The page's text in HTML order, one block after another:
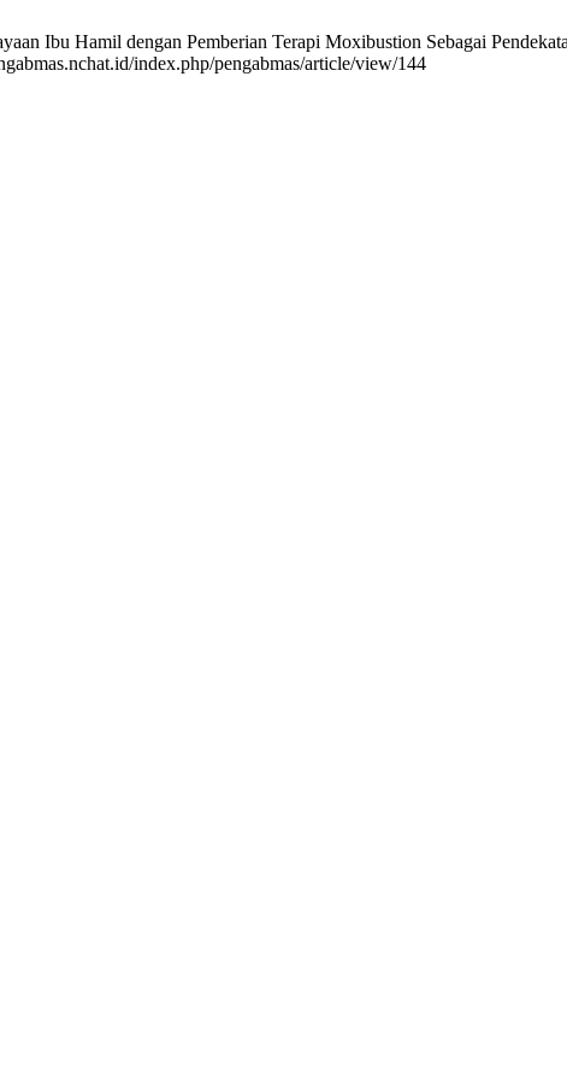
Ibu Hamil dengan Pemberian Terapi Moxibustion Sebagai
index.php/pengabmas/article/view/144